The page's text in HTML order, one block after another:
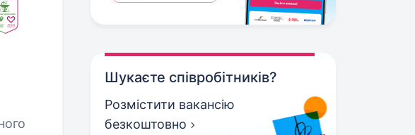
Шукаєте співробітників?
Розмістити вакансію
безкоштовно